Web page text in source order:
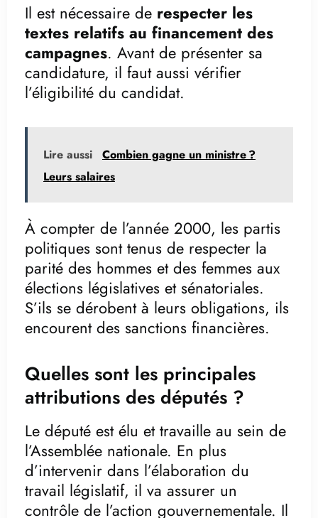
Il est nécessaire de respecter les
textes relatifs au financement des
campagnes. Avant de présenter sa
candidature, il faut aussi vérifier
l’éligibilité du candidat.
Lire aussi
Combien gagne un ministre ?
Leurs salaires
À compter de l’année 2000, les partis
politiques sont tenus de respecter la
parité des hommes et des femmes aux
élections législatives et sénatoriales.
S’ils se dérobent à leurs obligations, ils
encourent des sanctions financières.
Quelles sont les principales
attributions des députés ?
Le député est élu et travaille au sein de
l’Assemblée nationale. En plus
d’intervenir dans l’élaboration du
travail législatif, il va assurer un
contrôle de l’action gouvernementale. Il